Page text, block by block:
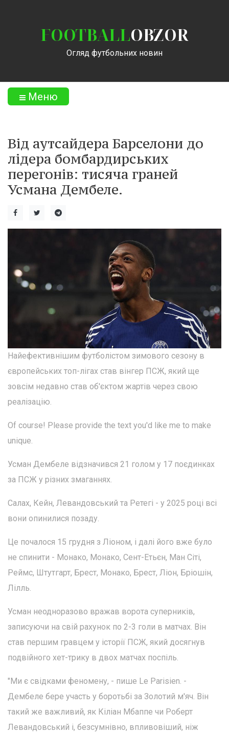
FOOTBALLOBZOR
Огляд футбольних новин
Меню
Від аутсайдера Барселони до
лідера бомбардирських
перегонів: тисяча граней
Усмана Дембеле.
Найефективнішим футболістом зимового сезону в
європейських топ-лігах став вінгер ПСЖ, який ще
зовсім недавно став об'єктом жартів через свою
реалізацію.
Of course! Please provide the text you'd like me to make
unique.
Усман Дембеле відзначився 21 голом у 17 поєдинках
за ПСЖ у різних змаганнях.
Салах, Кейн, Левандовський та Ретегі - у 2025 році всі
вони опинилися позаду.
Це почалося 15 грудня з Ліоном, і далі його вже було
не спинити - Монако, Монако, Сент-Етьєн, Ман Сіті,
Реймс, Штутгарт, Брест, Монако, Брест, Ліон, Бріошін,
Лілль.
Усман неодноразово вражав ворота суперників,
записуючи на свій рахунок по 2-3 голи в матчах. Він
став першим гравцем у історії ПСЖ, який досягнув
подвійного хет-трику в двох матчах поспіль.
"Ми є свідками феномену, - пише Le Parisien. -
Дембеле бере участь у боротьбі за Золотий м'яч. Він
такий же важливий, як Кіліан Мбаппе чи Роберт
Левандовський і, безсумнівно, впливовіший, ніж